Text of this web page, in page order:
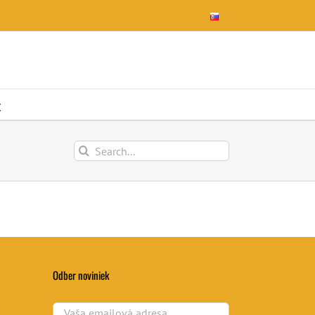
Výsledky
vyhľadávania
Odber noviniek